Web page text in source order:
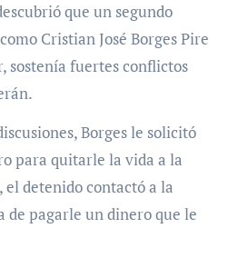
que un segundo
Cristian José Borges Pire
sostenía fuertes conflictos
Borges le solicitó
para quitarle la vida a la
el detenido contactó a la
de pagarle un dinero que le